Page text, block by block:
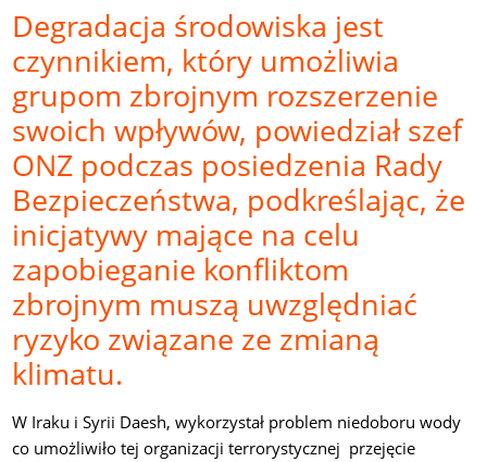
Degradacja środowiska jest
czynnikiem, który umożliwia
grupom zbrojnym rozszerzenie
swoich wpływów, powiedział szef
ONZ podczas posiedzenia Rady
Bezpieczeństwa, podkreślając, że
inicjatywy mające na celu
zapobieganie konfliktom
zbrojnym muszą uwzględniać
ryzyko związane ze zmianą
klimatu.
W Iraku i Syrii Daesh, wykorzystał problem niedoboru wody
co umożliwiło tej organizacji terrorystycznej przejęcie